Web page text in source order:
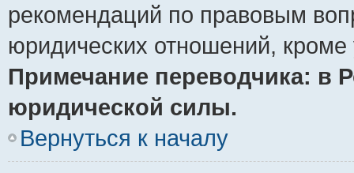
рекомендаций по правовым
юридических отношений,
Примечание переводчика: в
юридической силы.
Вернуться к началу